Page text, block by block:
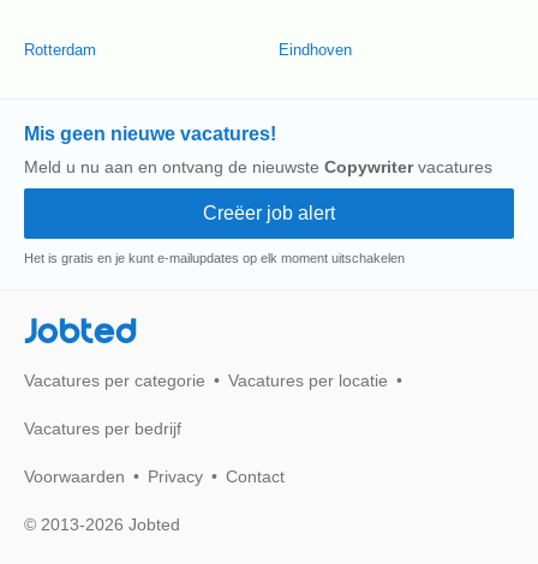
Rotterdam Eindhoven
Mis geen nieuwe vacatures!
Meld u nu aan en ontvang de nieuwste Copywritervacatures
Het is gratis en je kunt e-mailupdates op elk moment uitschakelen
Jobted
Vacatures per categorie Vacatures per locatie
Vacatures per bedrijf
Voorwaarden Privacy Contact
© 2013-2026 Jobted